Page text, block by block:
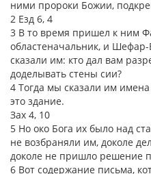
ними пророки Божии,
2 Езд 6, 4
3 В то время пришел к ним
областеначальник, и
сказали им: кто дал вам
доделывать стены сии?
4 Тогда мы сказали им
это здание.
Зах 4, 10
5 Но око Бога их было над
не возбраняли им, доколе
доколе не пришло решение
6 Вот содержание письма,